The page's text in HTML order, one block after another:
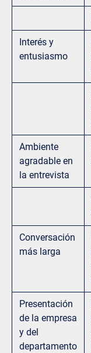
Interés y
entusiasmo
Ambiente
agradable en
la entrevista
Conversación
más larga
Presentación
de la empresa
y del
departamento